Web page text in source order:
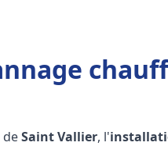
deSaint Vallier, l'